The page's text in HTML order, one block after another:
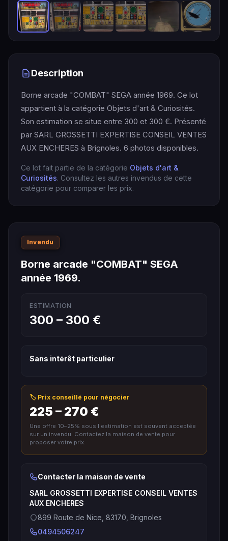
Description
Borne arcade "COMBAT" SEGA année 1969. Ce lot
appartient à la catégorie Objets d'art & Curiosités.
Son estimation se situe entre 300 et 300 €. Présenté
par SARL GROSSETTI EXPERTISE CONSEIL VENTES
AUX ENCHERES à Brignoles. 6 photos disponibles.
Ce lot fait partie de la catégorie Objets d'art &
Curiosités. Consultez les autres invendus de cette
catégorie pour comparer les prix.
Invendu
Borne arcade "COMBAT" SEGA
année 1969.
ESTIMATION
300 – 300 €
Sans intérêt particulier
🏷️ Prix conseillé pour négocier
225 – 270 €
Une offre 10–25% sous l'estimation est souvent acceptée
sur un invendu. Contactez la maison de vente pour
proposer votre prix.
Contacter la maison de vente
SARL GROSSETTI EXPERTISE CONSEIL VENTES
AUX ENCHERES
899 Route de Nice, 83170, Brignoles
0494506247